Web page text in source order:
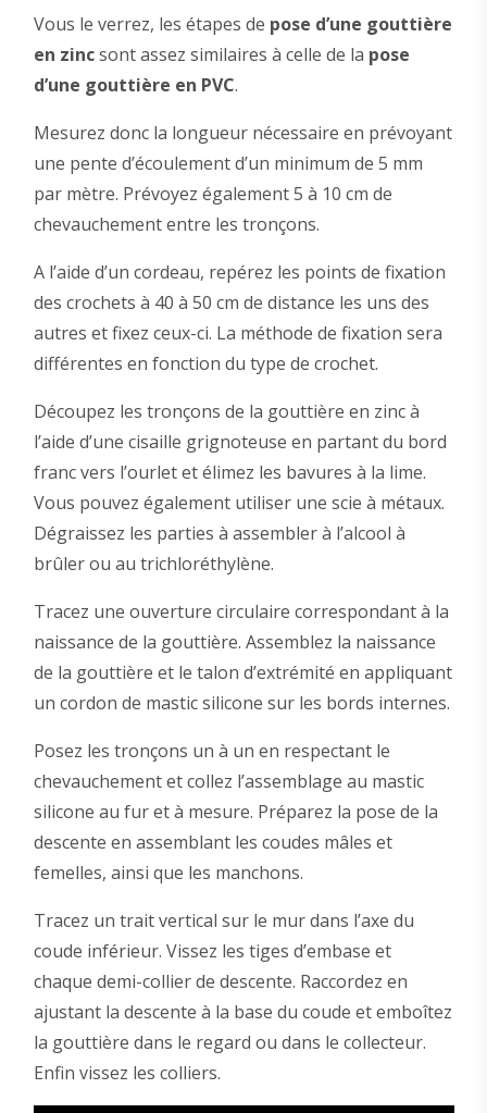
Vous le verrez, les étapes de pose d’une gouttière
en zincsont assez similaires à celle de la pose
d’une gouttière en PVC.
Mesurez donc la longueur nécessaire en prévoyant
une pente d’écoulement d’un minimum de 5 mm
par mètre. Prévoyez également 5 à 10 cm de
chevauchement entre les tronçons.
A l’aide d’un cordeau, repérez les points de fixation
des crochets à 40 à 50 cm de distance les uns des
autres et fixez ceux-ci. La méthode de fixation sera
différentes en fonction du type de crochet.
Découpez les tronçons de la gouttière en zinc à
l’aide d’une cisaille grignoteuse en partant du bord
franc vers l’ourlet et élimez les bavures à la lime.
Vous pouvez également utiliser une scie à métaux.
Dégraissez les parties à assembler à l’alcool à
brûler ou au trichloréthylène.
Tracez une ouverture circulaire correspondant à la
naissance de la gouttière. Assemblez la naissance
de la gouttière et le talon d’extrémité en appliquant
un cordon de mastic silicone sur les bords internes.
Posez les tronçons un à un en respectant le
chevauchement et collez l’assemblage au mastic
silicone au fur et à mesure. Préparez la pose de la
descente en assemblant les coudes mâles et
femelles, ainsi que les manchons.
Tracez un trait vertical sur le mur dans l’axe du
coude inférieur. Vissez les tiges d’embase et
chaque demi-collier de descente. Raccordez en
ajustant la descente à la base du coude et emboîtez
la gouttière dans le regard ou dans le collecteur.
Enfin vissez les colliers.